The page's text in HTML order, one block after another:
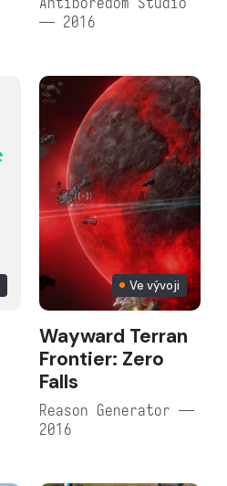
— 2016
Ve vývoji
Wayward Terran
Frontier: Zero
Falls
Reason Generator —
2016